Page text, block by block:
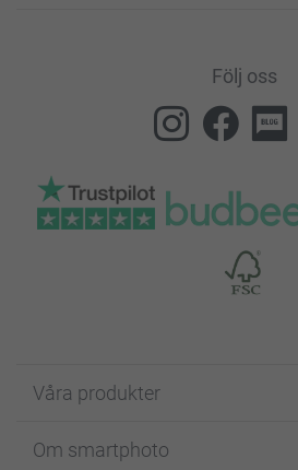
Följ oss
Våra produkter
Fotokort
Om smartphoto